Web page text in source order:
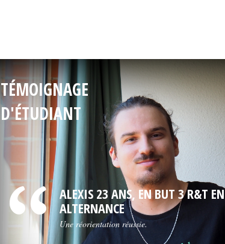
TÉMOIGNAGE
D'ÉTUDIANT
ALEXIS 23 ANS, EN BUT 3 R&T EN
ALTERNANCE
Une réorientation réussie.